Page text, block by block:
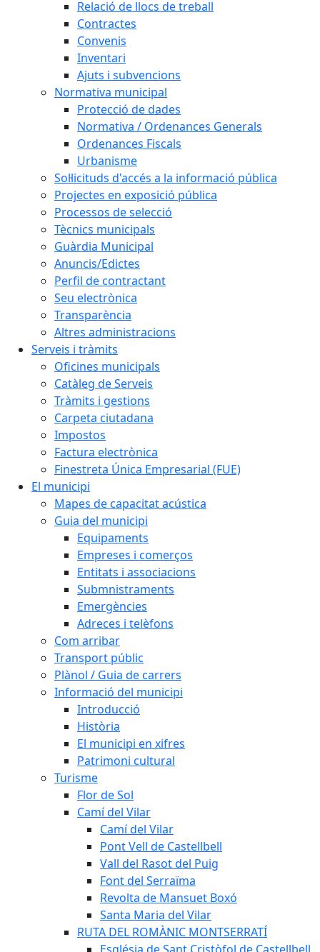
Relació de llocs de treball
Contractes
Convenis
Inventari
Ajuts i subvencions
Normativa municipal
Protecció de dades
Normativa / Ordenances Generals
Ordenances Fiscals
Urbanisme
Sol·licituds d'accés a la informació pública
Projectes en exposició pública
Processos de selecció
Tècnics municipals
Guàrdia Municipal
Anuncis/Edictes
Perfil de contractant
Seu electrònica
Transparència
Altres administracions
Serveis i tràmits
Oficines municipals
Catàleg de Serveis
Tràmits i gestions
Carpeta ciutadana
Impostos
Factura electrònica
Finestreta Única Empresarial (FUE)
El municipi
Mapes de capacitat acústica
Guia del municipi
Equipaments
Empreses i comerços
Entitats i associacions
Submnistraments
Emergències
Adreces i telèfons
Com arribar
Transport públic
Plànol / Guia de carrers
Informació del municipi
Introducció
Història
El municipi en xifres
Patrimoni cultural
Turisme
Flor de Sol
Camí del Vilar
Camí del Vilar
Pont Vell de Castellbell
Vall del Rasot del Puig
Font del Serraïma
Revolta de Mansuet Boxó
Santa Maria del Vilar
RUTA DEL ROMÀNIC MONTSERRATÍ